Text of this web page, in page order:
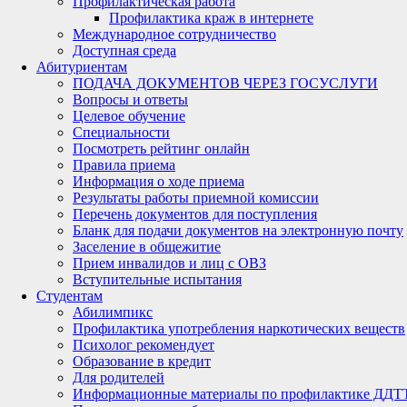
Профилактика краж в интернете
Международное сотрудничество
Доступная среда
Абитуриентам
ПОДАЧА ДОКУМЕНТОВ ЧЕРЕЗ ГОСУСЛУГИ
Вопросы и ответы
Целевое обучение
Специальности
Посмотреть рейтинг онлайн
Правила приема
Информация о ходе приема
Результаты работы приемной комиссии
Перечень документов для поступления
Бланк для подачи документов на электронную почту
Заселение в общежитие
Прием инвалидов и лиц с ОВЗ
Вступительные испытания
Студентам
Абилимпикс
Профилактика употребления наркотических веществ
Психолог рекомендует
Образование в кредит
Для родителей
Информационные материалы по профилактике